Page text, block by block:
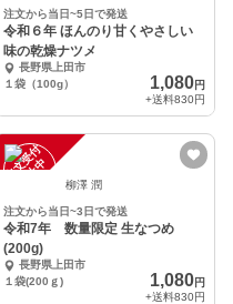
注文から当日~5日で発送
令和６年 ほんのり甘くやさしい
味の乾燥ナツメ
長野県上田市
１袋（100g）
1,080円
+送料830円
注
文
受
付
停
止
中 柳澤 潤
注文から当日~3日で発送
令和7年 数量限定 生なつめ
(200g)
長野県上田市
１袋(200ｇ)
1,080円
+送料830円